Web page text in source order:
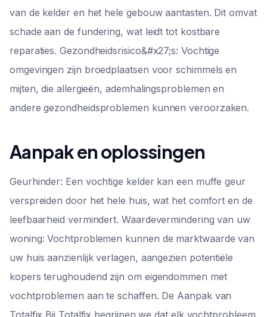
van de kelder en het hele gebouw aantasten. Dit omvat
schade aan de fundering, wat leidt tot kostbare
reparaties. Gezondheidsrisico&#x27;s: Vochtige
omgevingen zijn broedplaatsen voor schimmels en
mijten, die allergieën, ademhalingsproblemen en
andere gezondheidsproblemen kunnen veroorzaken.
Aanpak en oplossingen
Geurhinder: Een vochtige kelder kan een muffe geur
verspreiden door het hele huis, wat het comfort en de
leefbaarheid vermindert. Waardevermindering van uw
woning: Vochtproblemen kunnen de marktwaarde van
uw huis aanzienlijk verlagen, aangezien potentiële
kopers terughoudend zijn om eigendommen met
vochtproblemen aan te schaffen. De Aanpak van
Totalfix Bij Totalfix begrijpen we dat elk vochtprobleem